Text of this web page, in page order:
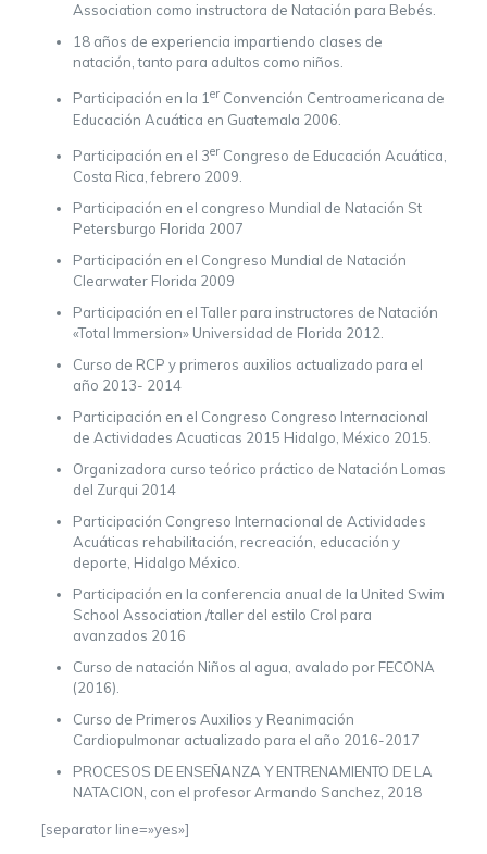
Association como instructora de Natación para Bebés.
18 años de experiencia impartiendo clases de
natación, tanto para adultos como niños.
Participación en la 1er Convención Centroamericana de
Educación Acuática en Guatemala 2006.
Participación en el 3erCongreso de Educación Acuática,
Costa Rica, febrero 2009.
Participación en el congreso Mundial de Natación St
Petersburgo Florida 2007
Participación en el Congreso Mundial de Natación
Clearwater Florida 2009
Participación en el Taller para instructores de Natación
«Total Immersion» Universidad de Florida 2012.
Curso de RCP y primeros auxilios actualizado para el
año 2013- 2014
Participación en el Congreso Congreso Internacional
de Actividades Acuaticas 2015 Hidalgo, México 2015.
Organizadora curso teórico práctico de Natación Lomas
del Zurqui 2014
Participación Congreso Internacional de Actividades
Acuáticas rehabilitación, recreación, educación y
deporte, Hidalgo México.
Participación en la conferencia anual de la United Swim
School Association /taller del estilo Crol para
avanzados 2016
Curso de natación Niños al agua, avalado por FECONA
(2016).
Curso de Primeros Auxilios y Reanimación
Cardiopulmonar actualizado para el año 2016-2017
PROCESOS DE ENSEÑANZA Y ENTRENAMIENTO DE LA
NATACION, con el profesor Armando Sanchez, 2018
[separator line=»yes»]